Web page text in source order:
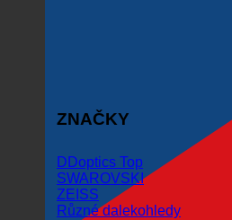
ZNAČKY
DDoptics
SWAROVSKI
ZEISS
Různé dalekohledy